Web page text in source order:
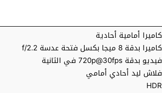
كاميرا أمامية أحادية
كاميرا بدقة 8 ميجا بكسل فتحة عدسة f/2.2
فيديو بدقة 720p@30fps في الثانية
فلاش ليد أحادي أمامي
HDR